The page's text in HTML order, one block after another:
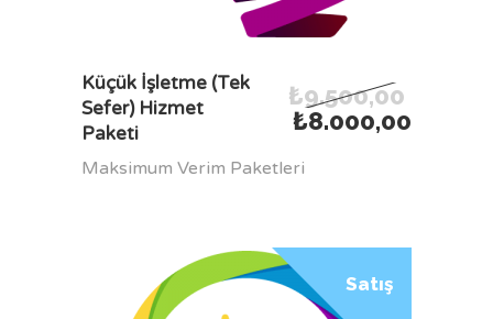
SEPETE EKLE
Küçük İşletme (Tek
Sefer) Hizmet
Paketi
₺9.500,00
₺8.000,00
Maksimum Verim Paketleri
Satış